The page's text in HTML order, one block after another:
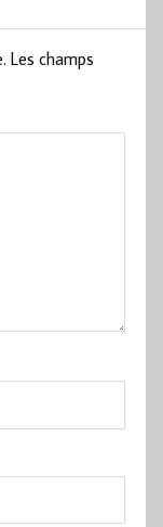
Les champs